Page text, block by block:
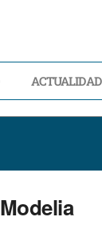
ACTUALIDAD
Modelia